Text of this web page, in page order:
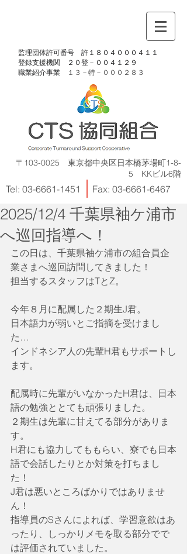
​監理団体許可番号 許１８０４０００４１１
​登録支援機関 ２０登－００４１２９
​職業紹介事業
１３－特－ ０００２８３
〒103-0025 東京都中央区日本橋茅場町1-8-
5 KKビル6階
Tel: 03-6661-1451 Fax: 03-6661-6467
2025/12/4 千葉県袖ケ浦市
へ巡回指導へ！
この日は、千葉県袖ケ浦市の組合員企
業さまへ巡回訪問してきました！
担当するスタッフはTとZ。
今年８月に配属した２期生J君。
日本語力が弱いとご指摘を受けまし
た…
インドネシア人の先輩H君もサポートし
ます。
配属時に先輩がいなかったH君は、日本
語の勉強ととても頑張りました。
２期生は先輩に甘えてる部分がありま
す。
H君にも協力してももらい、寮でも日本
語で会話したりとか対策を打ちまし
た！
J君は悪いところばかりではありませ
ん！
指導員のSさんによれば、学習意欲はあ
ったり、しっかりメモを取る部分でで
は評価されていました。